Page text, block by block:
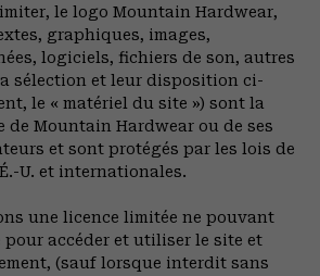
le logo Mountain Hardwear,
graphiques, images,
logiciels, fichiers de son, autres
sélection et leur disposition ci-
le « matériel du site ») sont la
de Mountain Hardwear ou de ses
et sont protégés par les lois de
U. et internationales.
une licence limitée ne pouvant
pour accéder et utiliser le site et
(sauf lorsque interdit sans